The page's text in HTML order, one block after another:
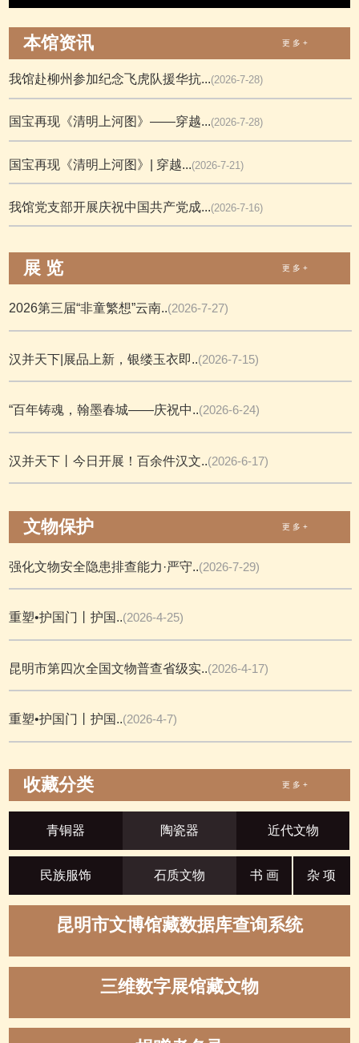
本馆资讯 更 多 +
我馆赴柳州参加纪念飞虎队援华抗...(2026-7-28)
国宝再现《清明上河图》——穿越...(2026-7-28)
国宝再现《清明上河图》| 穿越...(2026-7-21)
我馆党支部开展庆祝中国共产党成...(2026-7-16)
展 览 更 多 +
2026第三届“非童繁想”云南..(2026-7-27)
汉并天下|展品上新，银缕玉衣即..(2026-7-15)
“百年铸魂，翰墨春城——庆祝中..(2026-6-24)
汉并天下丨今日开展！百余件汉文..(2026-6-17)
文物保护 更 多 +
强化文物安全隐患排查能力·严守..(2026-7-29)
重塑•护国门丨护国..(2026-4-25)
昆明市第四次全国文物普查省级实..(2026-4-17)
重塑•护国门丨护国..(2026-4-7)
收藏分类 更 多 +
青铜器 陶瓷器 近代文物
民族服饰 石质文物 书 画 杂 项
昆明市文博馆藏数据库查询系统
三维数字展馆藏文物